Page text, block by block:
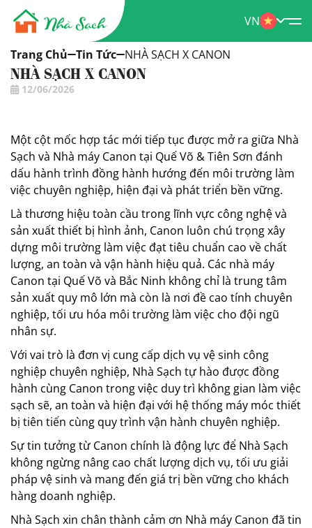
VN
Trang Chủ Tin Tức NHÀ SẠCH X CANON
NHÀ SẠCH X CANON
12/06/2026
Một cột mốc hợp tác mới tiếp tục được mở ra giữa Nhà
Sạch và Nhà máy Canon tại Quế Võ & Tiên Sơn đánh
dấu hành trình đồng hành hướng đến môi trường làm
việc chuyên nghiệp, hiện đại và phát triển bền vững.
Là thương hiệu toàn cầu trong lĩnh vực công nghệ và
sản xuất thiết bị hình ảnh, Canon luôn chú trọng xây
dựng môi trường làm việc đạt tiêu chuẩn cao về chất
lượng, an toàn và vận hành hiệu quả. Các nhà máy
Canon tại Quế Võ và Bắc Ninh không chỉ là trung tâm
sản xuất quy mô lớn mà còn là nơi đề cao tính chuyên
nghiệp, tối ưu hóa môi trường làm việc cho đội ngũ
nhân sự.
Với vai trò là đơn vị cung cấp dịch vụ vệ sinh công
nghiệp chuyên nghiệp, Nhà Sạch tự hào được đồng
hành cùng Canon trong việc duy trì không gian làm việc
sạch sẽ, an toàn và hiện đại với hệ thống máy móc thiết
bị tiên tiến cùng quy trình vận hành chuyên nghiệp.
Sự tin tưởng từ Canon chính là động lực để Nhà Sạch
không ngừng nâng cao chất lượng dịch vụ, tối ưu giải
pháp vệ sinh và mang đến giá trị bền vững cho khách
hàng doanh nghiệp.
Nhà Sạch xin chân thành cảm ơn Nhà máy Canon đã tin